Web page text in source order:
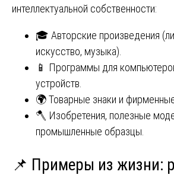
интеллектуальной собственности:
🎓 Авторские произведения
искусство, музыка).
📱 Программы для
устройств.
🌍 Товарные знаки и
🪓 Изобретения, полезные
промышленные образцы.
📌 Примеры из жизни: